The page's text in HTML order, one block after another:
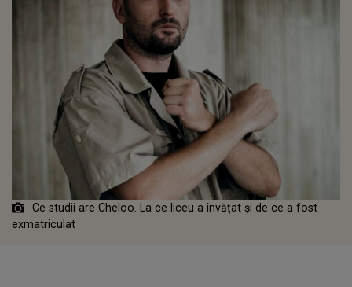
Ce studii are Cheloo. La ce liceu a învățat și de ce a fost
exmatriculat